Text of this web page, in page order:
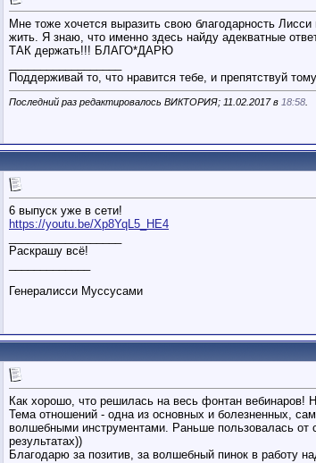
Мне тоже хочется выразить свою благодарность
жить. Я знаю, что именно здесь найду адекватные
ТАК держать!!! БЛАГО*ДАРЮ
Поддерживай то, что нравится тебе, и препятствуй
Последний раз редактировалось ВИКТОРИЯ; 11.02.2017 в 18:58
6 выпуск уже в сети!
https://youtu.be/Xp8YqL5_HE4
Раскрашу всё!
Генералисси Муссусами
Как хорошо, что решилась на весь фонтан вебинаров!
Тема отношений - одна из основных и болезненных,
волшебными инструментами. Раньше пользовалась
результатах))
Благодарю за позитив, за волшебный пинок в работу